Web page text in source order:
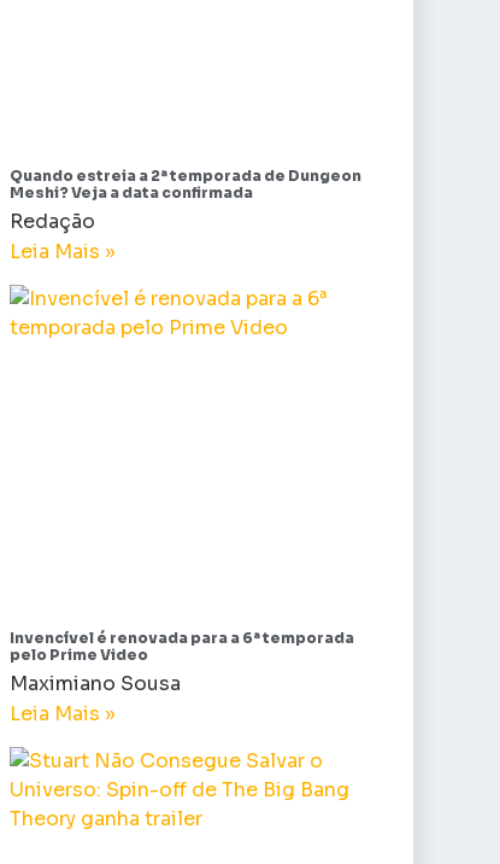
Quando estreia a 2ª temporada de Dungeon
Meshi? Veja a data confirmada
Redação
Leia Mais »
Invencível é renovada para a 6ª temporada
pelo Prime Video
Maximiano Sousa
Leia Mais »